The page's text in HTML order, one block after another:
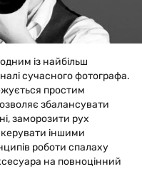
із найбільш
сучасного фотографа.
простим
збалансувати
заморозити рух
іншими
роботи спалаху
на повноцінний